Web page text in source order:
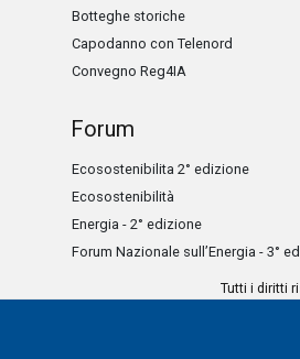
Botteghe storiche
Capodanno con Telenord
Convegno Reg4IA
Forum
Ecosostenibilita 2° edizione
Ecosostenibilità
Energia - 2° edizione
Forum Nazionale sull’Energia - 3°
Tutti i diritti